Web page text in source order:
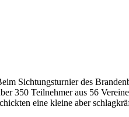
Sichtungsturnier des
350 Teilnehmer aus 56
eine kleine aber